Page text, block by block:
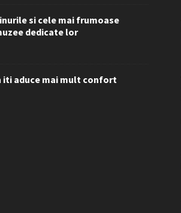
si cele mai frumoase
dedicate lor
iti aduce mai mult confort